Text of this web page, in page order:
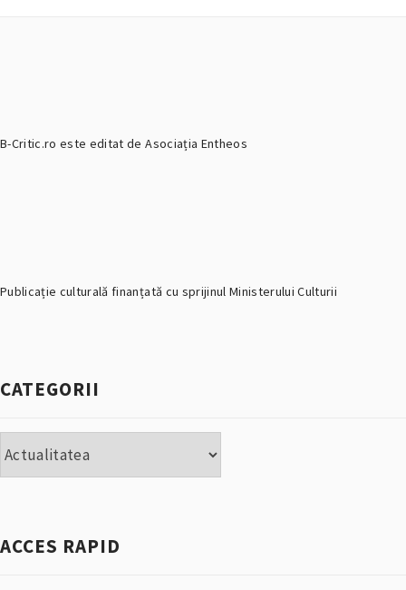
B-Critic.ro este editat de Asociația Entheos
Publicație culturală finanțată cu sprijinul Ministerului Culturii
CATEGORII
ACCES RAPID